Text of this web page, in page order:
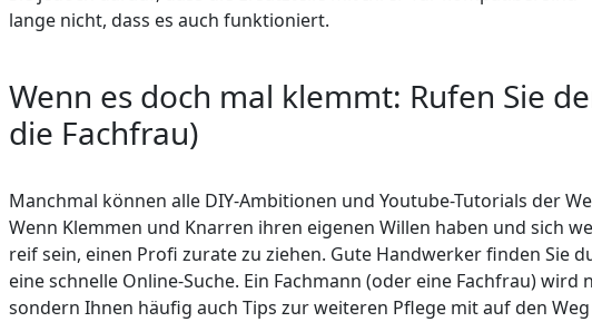
lange nicht, dass es auch funktioniert.
Wenn es doch mal klemmt: Rufen Sie
die Fachfrau)
Manchmal können alle DIY-Ambitionen und Youtube-Tutorials der
Wenn Klemmen und Knarren ihren eigenen Willen haben und sich
reif sein, einen Profi zurate zu ziehen. Gute Handwerker finden Sie
eine schnelle Online-Suche. Ein Fachmann (oder eine Fachfrau)
sondern Ihnen häufig auch Tips zur weiteren Pflege mit auf den